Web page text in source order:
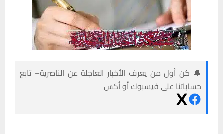
🔔 كن أول من يعرف الأخبار العاجلة عن الناصرية– تابع
حساباتنا على فيسبوك أو أكس